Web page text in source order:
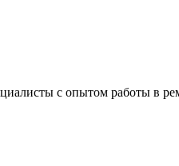
с опытом работы в